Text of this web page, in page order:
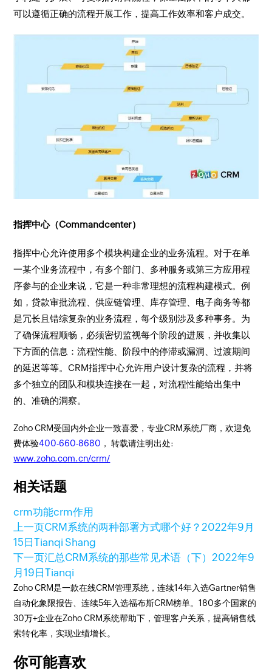
可以遵循正确的流程开展工作，提高工作效率和客户成交。
指挥中心（Commandcenter）
指挥中心允许使用多个模块构建企业的业务流程。对于在单
一某个业务流程中，有多个部门、多种服务或第三方应用程
序参与的企业来说，它是一种非常理想的流程构建模式。例
如，贷款审批流程、供应链管理、库存管理、电子商务等都
是冗长且错综复杂的业务流程，每个级别涉及多种事务。为
了确保流程顺畅，必须密切监视每个阶段的进展，并收集以
下方面的信息：流程性能、阶段中的停滞或漏洞、过渡期间
的延迟等等。CRM指挥中心允许用户设计复杂的流程，并将
多个独立的团队和模块连接在一起，对流程性能给出集中
的、准确的洞察。
Zoho CRM受国内外企业一致喜爱，专业CRM系统厂商，欢迎免
费体验400-660-8680 ， 转载请注明出处:
www.zoho.com.cn/crm/
相关话题
crm功能crm作用
上一页CRM系统的两种部署方式哪个好？2022年9月
15日Tianqi Shang
下一页汇总CRM系统的那些常见术语（下）2022年9
月19日Tianqi
Zoho CRM是一款在线CRM管理系统，连续14年入选Gartner销售
自动化象限报告、连续5年入选福布斯CRM榜单。180多个国家的
30万+企业在Zoho CRM系统帮助下，管理客户关系，提高销售线
索转化率，实现业绩增长。
你可能喜欢